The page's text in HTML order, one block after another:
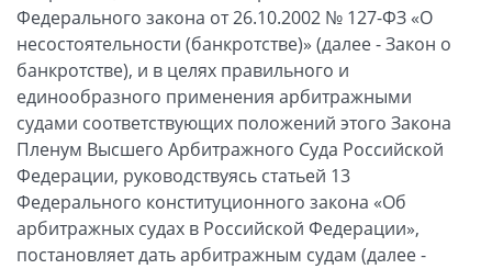
Федерального закона от 26.10.2002 № 127-ФЗ «О
несостоятельности (банкротстве)» (далее - Закон о
банкротстве), и в целях правильного и
единообразного применения арбитражными
судами соответствующих положений этого Закона
Пленум Высшего Арбитражного Суда Российской
Федерации, руководствуясь статьей 13
Федерального конституционного закона «Об
арбитражных судах в Российской Федерации»,
постановляет дать арбитражным судам (далее -